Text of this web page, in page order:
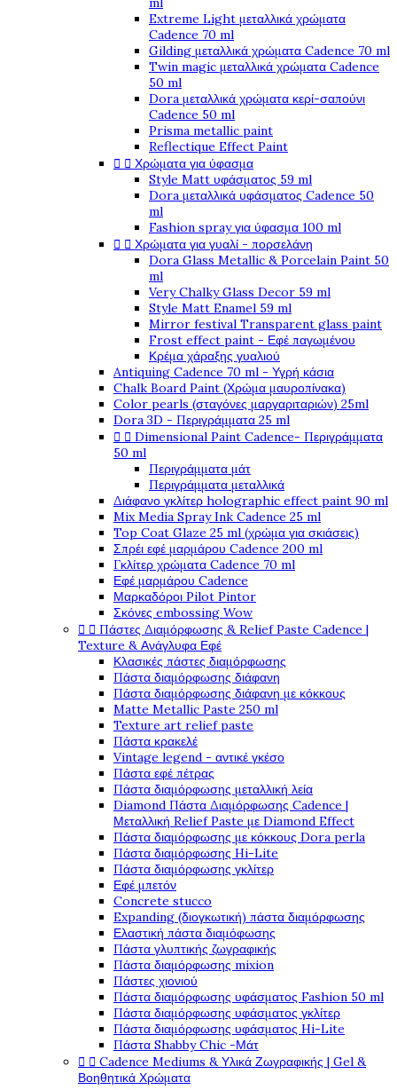
Extreme Light μεταλλικά χρώματα
Cadence 70 ml
Gilding μεταλλικά χρώματα Cadence 70 ml
Twin magic μεταλλικά χρώματα Cadence
50 ml
Dora μεταλλικά χρώματα κερί-σαπούνι
Cadence 50 ml
Prisma metallic paint
Reflectique Effect Paint
  Χρώματα για ύφασμα
Style Matt υφάσματος 59 ml
Dora μεταλλικά υφάσματος Cadence 50
ml
Fashion spray για ύφασμα 100 ml
  Χρώματα για γυαλί - πορσελάνη
Dora Glass Metallic & Porcelain Paint 50
ml
Very Chalky Glass Decor 59 ml
Style Matt Enamel 59 ml
Mirror festival Transparent glass paint
Frost effect paint - Εφέ παγωμένου
Κρέμα χάραξης γυαλιού
Antiquing Cadence 70 ml - Υγρή κάσια
Chalk Board Paint (Χρώμα μαυροπίνακα)
Color pearls (σταγόνες μαργαριταριών) 25ml
Dora 3D - Περιγράμματα 25 ml
  Dimensional Paint Cadence- Περιγράμματα
50 ml
Περιγράμματα μάτ
Περιγράμματα μεταλλικά
Διάφανο γκλίτερ holographic effect paint 90 ml
Mix Media Spray Ink Cadence 25 ml
Top Coat Glaze 25 ml (χρώμα για σκιάσεις)
Σπρέι εφέ μαρμάρου Cadence 200 ml
Γκλίτερ χρώματα Cadence 70 ml
Εφέ μαρμάρου Cadence
Μαρκαδόροι Pilot Pintor
Σκόνες embossing Wow
  Πάστες Διαμόρφωσης & Relief Paste Cadence |
Texture & Ανάγλυφα Εφέ
Κλασικές πάστες διαμόρφωσης
Πάστα διαμόρφωσης διάφανη
Πάστα διαμόρφωσης διάφανη με κόκκους
Matte Metallic Paste 250 ml
Texture art relief paste
Πάστα κρακελέ
Vintage legend - αντικέ γκέσο
Πάστα εφέ πέτρας
Πάστα διαμόρφωσης μεταλλική λεία
Diamond Πάστα Διαμόρφωσης Cadence |
Μεταλλική Relief Paste με Diamond Effect
Πάστα διαμόρφωσης με κόκκους Dora perla
Πάστα διαμόρφωσης Hi-Lite
Πάστα διαμόρφωσης γκλίτερ
Εφέ μπετόν
Concrete stucco
Expanding (διογκωτική) πάστα διαμόρφωσης
Ελαστική πάστα διαμόφωσης
Πάστα γλυπτικής ζωγραφικής
Πάστα διαμόρφωσης mixion
Πάστες χιονιού
Πάστα διαμόρφωσης υφάσματος Fashion 50 ml
Πάστα διαμόρφωσης υφάσματος γκλίτερ
Πάστα διαμόρφωσης υφάσματος Hi-Lite
Πάστα Shabby Chic -Μάτ
  Cadence Mediums & Υλικά Ζωγραφικής | Gel &
Βοηθητικά Χρώματα